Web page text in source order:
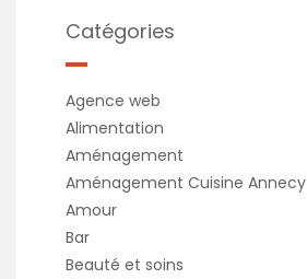
Catégories
Agence web
Alimentation
Aménagement
Aménagement Cuisine Annecy
Amour
Bar
Beauté et soins